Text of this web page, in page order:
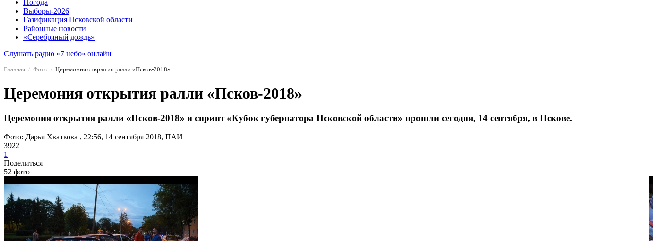
Погода
Выборы-2026
Газификация Псковской области
Районные новости
«Серебряный дождь»
Слушать радио «7 небо» онлайн
Главная Фото Церемония открытия ралли «Псков-2018»
Церемония открытия ралли «Псков-2018»
Церемония открытия ралли «Псков-2018» и спринт «Кубок губернатора Псковской области» прошли сегодня, 14 сентября, в Пскове.
Фото: Дарья Хваткова , 22:56, 14 сентября 2018, ПАИ
3922
1
Поделиться
52 фото